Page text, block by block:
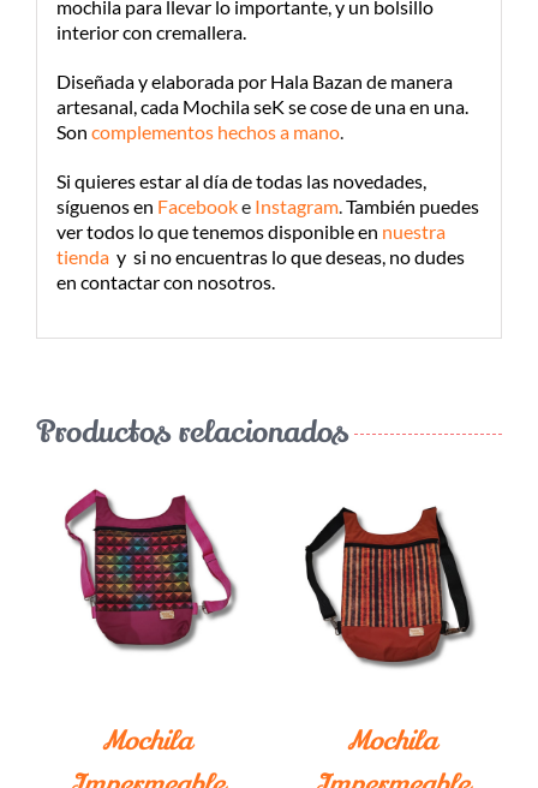
mochila para llevar lo importante, y un bolsillo
interior con cremallera.
Diseñada y elaborada por Hala Bazan de manera
artesanal, cada Mochila seK se cose de una en una.
Son complementos hechos a mano.
Si quieres estar al día de todas las novedades,
síguenos en Facebooke Instagram.También puedes
ver todos lo que tenemos disponible en nuestra
tienda y si no encuentras lo que deseas, no dudes
en contactar con nosotros.
Productos relacionados
Mochila
¡LO QUIERO!
/
DETALLES
Mochila